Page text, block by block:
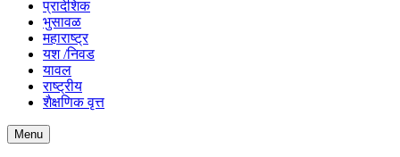
प्रादेशिक
भुसावळ
महाराष्ट्र
यश /निवड
यावल
राष्ट्रीय
शैक्षणिक वृत्त
Menu